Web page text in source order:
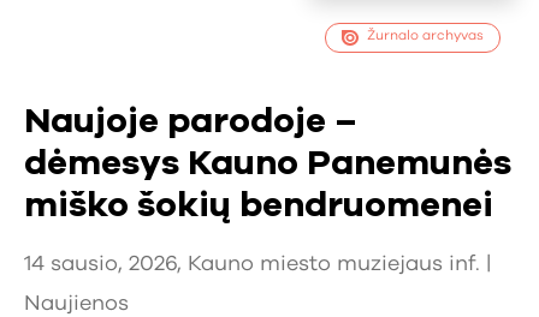
Žurnalo archyvas
Naujoje parodoje –
dėmesys Kauno Panemunės
miško šokių bendruomenei
14 sausio, 2026, Kauno miesto muziejaus inf. |
Naujienos